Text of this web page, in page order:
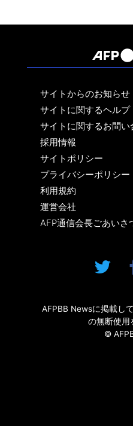
サイトからのお知らせ
サイトに関するヘルプ
サイトに関するお問い
採用情報
サイトポリシー
プライバシーポリシー
利用規約
運営会社
AFP通信会長ごあいさ
AFPBB Newsに掲載し
の無断使用
©